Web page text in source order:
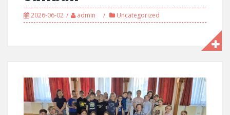
2026-06-02 admin Uncategorized